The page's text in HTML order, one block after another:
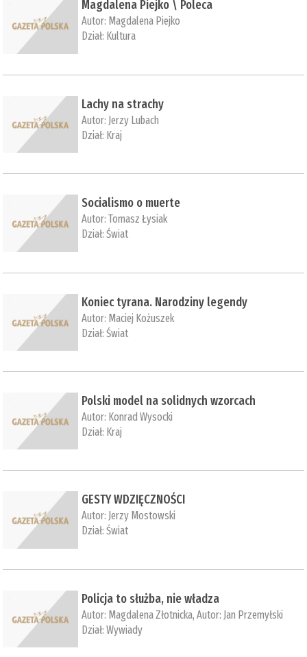
Magdalena Piejko \ Poleca
Autor: Magdalena Piejko
Dział: Kultura
Lachy na strachy
Autor: Jerzy Lubach
Dział: Kraj
Socialismo o muerte
Autor:Tomasz Łysiak
Dział:Świat
Koniec tyrana. Narodziny legendy
Autor: Maciej Kożuszek
Dział:Świat
Polski model na solidnych wzorcach
Autor: Konrad Wysocki
Dział: Kraj
GESTY WDZIĘCZNOŚCI
Autor: Jerzy Mostowski
Dział:Świat
Policja to służba, nie władza
Autor: Magdalena Złotnicka, Autor: Jan Przemyłski
Dział:Wywiady